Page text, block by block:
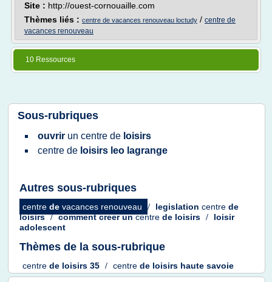
Site : http://ouest-cornouaille.com
Thèmes liés : centre de vacances renouveau loctudy / centre de
vacances renouveau
10 Ressources
Sous-rubriques
ouvrir un centre de loisirs
centre de loisirs leo lagrange
Autres sous-rubriques
centre de vacances renouveau / legislation centre de
loisirs / comment creeruncentre de loisirs /
loisir
adolescent
Thèmes de la sous-rubrique
centre de loisirs 35 / centre de loisirs haute savoie